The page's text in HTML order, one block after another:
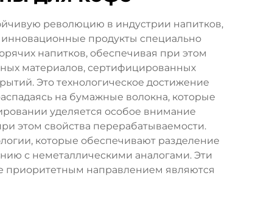
революцию в индустрии напитков,
продукты специально
напитков, обеспечивая при этом
материалов, сертифицированных
Это технологическое достижение
на бумажные волокна, которые
уделяется особое внимание
этом свойства перерабатываемости.
которые обеспечивают разделение
с неметаллическими аналогами. Эти
приоритетным направлением являются